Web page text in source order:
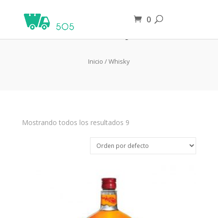
0
Inicio / Whisky
Mostrando todos los resultados 9